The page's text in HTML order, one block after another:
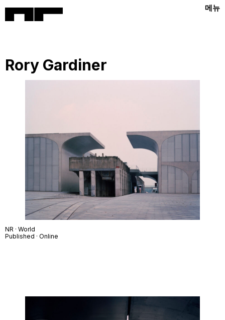
메뉴
Rory Gardiner
NR · World
Published · Online